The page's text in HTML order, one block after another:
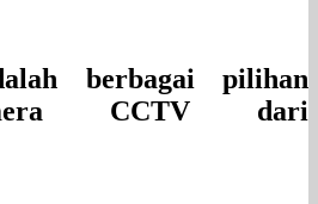
berbagai pilihan
CCTV dari